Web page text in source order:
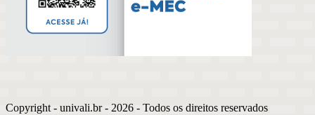
Copyright - univali.br - 2026 - Todos os direitos reservados